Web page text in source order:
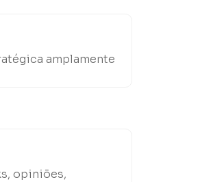
amplamente
opiniões,